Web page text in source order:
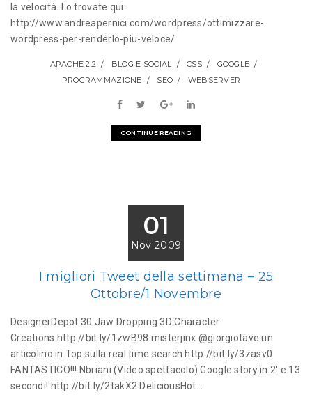
la velocità. Lo trovate qui:
http://www.andreapernici.com/wordpress/ottimizzare-
wordpress-per-renderlo-piu-veloce/
APACHE 2.2 BLOG E SOCIAL CSS
GOOGLE
PROGRAMMAZIONE
SEO WEBSERVER
CONTINUE READING
01
Nov 2009
I migliori Tweet della settimana – 25
Ottobre/1 Novembre
DesignerDepot 30 Jaw Dropping 3D Character
Creations:http://bit.ly/1zwB98 misterjinx @giorgiotave un
articolino in Top sulla real time search http://bit.ly/3zasv0
FANTASTICO!!! Nbriani (Video spettacolo) Google story in 2' e 13
secondi! http://bit.ly/2takX2 DeliciousHot...